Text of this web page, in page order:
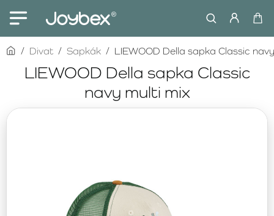
LIEWOOD Della sapka Classic
navy multi mix
homeDivat Sapkák LIEWOOD Della sapka Classic